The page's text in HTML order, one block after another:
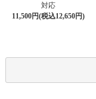
対応
11,500円(税込12,650円)